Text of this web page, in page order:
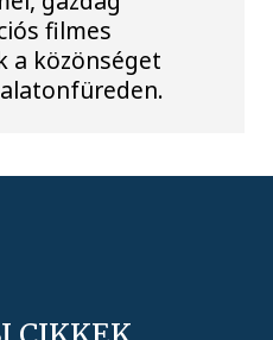
filmes
a közönséget